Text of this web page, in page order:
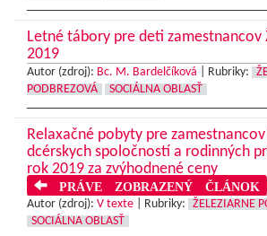
Letné tábory pre deti zamestnancov
2019
Autor (zdroj): Bc. M. Bardelčíková Rubriky:
PODBREZOVÁ
SOCIÁLNA OBLASŤ
Relaxačné pobyty pre zamestnancov
dcérskych spoločností a rodinných
rok 2019 za zvýhodnené ceny
PRÁVE ZOBRAZENÝ ČLÁNOK
Autor (zdroj): V texte Rubriky:
ŽELEZIARNE
SOCIÁLNA OBLASŤ